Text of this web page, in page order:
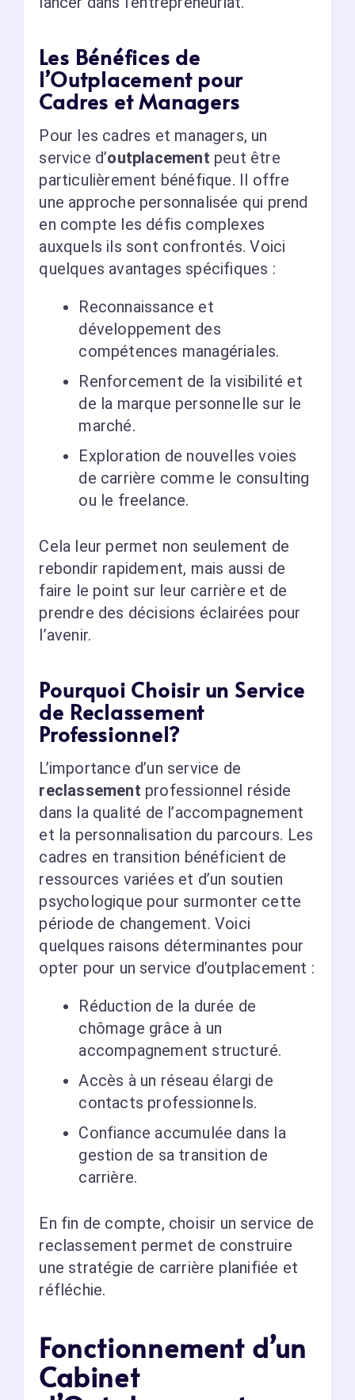
Les Bénéfices de
l’Outplacement pour
Cadres et Managers
Pour les cadres et managers, un
service d’outplacement peut être
particulièrement bénéfique. Il offre
une approche personnalisée qui prend
en compte les défis complexes
auxquels ils sont confrontés. Voici
quelques avantages spécifiques :
Reconnaissance et
développement des
compétences managériales.
Renforcement de la visibilité et
de la marque personnelle sur le
marché.
Exploration de nouvelles voies
de carrière comme le consulting
ou le freelance.
Cela leur permet non seulement de
rebondir rapidement, mais aussi de
faire le point sur leur carrière et de
prendre des décisions éclairées pour
l’avenir.
Pourquoi Choisir un Service
de Reclassement
Professionnel?
L’importance d’un service de
reclassement professionnel réside
dans la qualité de l’accompagnement
et la personnalisation du parcours. Les
cadres en transition bénéficient de
ressources variées et d’un soutien
psychologique pour surmonter cette
période de changement. Voici
quelques raisons déterminantes pour
opter pour un service d’outplacement :
Réduction de la durée de
chômage grâce à un
accompagnement structuré.
Accès à un réseau élargi de
contacts professionnels.
Confiance accumulée dans la
gestion de sa transition de
carrière.
En fin de compte, choisir un service de
reclassement permet de construire
une stratégie de carrière planifiée et
réfléchie.
Fonctionnement d’un
Cabinet